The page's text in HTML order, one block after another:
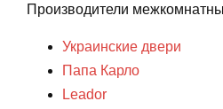
Производители
Украинские двери
Папа Карло
Leador